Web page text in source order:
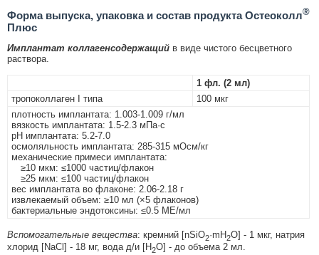
Форма выпуска, упаковка и состав продукта Остеоколл®
Плюс
Имплантат коллагенсодержащий в виде чистого бесцветного
раствора.
1 фл. (2 мл)
тропоколлаген I типа
100 мкг
плотность имплантата: 1.003-1.009 г/мл
вязкость имплантата: 1.5-2.3 мПа·с
pH имплантата: 5.2-7.0
осмоляльность имплантата: 285-315 мОсм/кг
механические примеси имплантата:
≥10 мкм: ≤1000 частиц/флакон
≥25 мкм: ≤100 частиц/флакон
вес имплантата во флаконе: 2.06-2.18 г
извлекаемый объем: ≥10 мл (×5 флаконов)
бактериальные эндотоксины: ≤0.5 МЕ/мл
Вспомогательные вещества: кремний [nSiO2·mH2O] - 1 мкг, натрия
хлорид [NaCl] - 18 мг, вода д/и [H2O] - до объема 2 мл.